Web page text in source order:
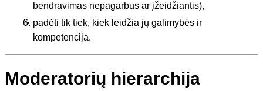
bendravimas nepagarbus ar įžeidžiantis),
padėti tik tiek, kiek leidžia jų galimybės ir
kompetencija.
Moderatorių hierarchija